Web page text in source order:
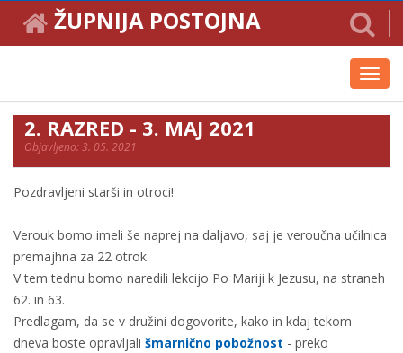
ŽUPNIJA POSTOJNA
2. RAZRED - 3. MAJ 2021
Objavljeno: 3. 05. 2021
Pozdravljeni starši in otroci!
Verouk bomo imeli še naprej na daljavo, saj je veroučna učilnica
premajhna za 22 otrok.
V tem tednu bomo naredili lekcijo Po Mariji k Jezusu, na straneh
62. in 63.
Predlagam, da se v družini dogovorite, kako in kdaj tekom
dneva boste opravljali šmarnično pobožnost - preko